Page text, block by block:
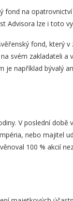
fond na
Advisora lze i toto
fond, který
svém zakladateli a
například bývalý
V poslední
nebo majitel
100 % akcií